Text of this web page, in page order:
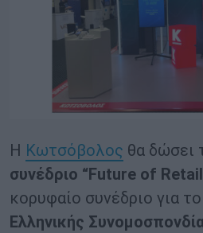
Η Κωτσόβολος θα δώσει
συνέδριο “Future of
κορυφαίο συνέδριο για
Ελληνικής